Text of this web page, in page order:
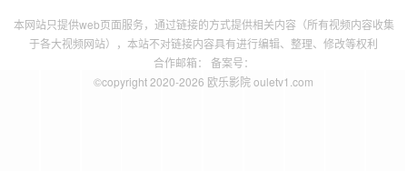
本网站只提供web页面服务，通过链接的方式提供相关内容（所有视频内容收集
于各大视频网站），本站不对链接内容具有进行编辑、整理、修改等权利
合作邮箱： 备案号：
©copyright 2020-2026 欧乐影院 ouletv1.com